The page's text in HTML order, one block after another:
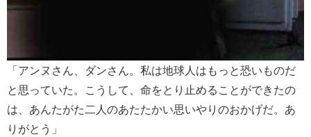
「アンヌさん、ダンさん。私は地球人はもっと恐いものだ
と思っていた。こうして、命をとり止めることができたの
は、あんたがた二人のあたたかい思いやりのおかげだ。あ
りがとう」